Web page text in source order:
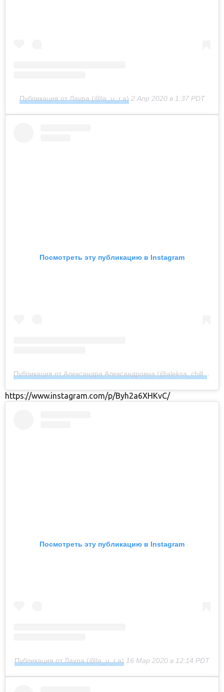
Публикация от Лаура (@la_u_r.a) 2 Апр 2020 в 1:37 PDT
Посмотреть эту публикацию в Instagram
Публикация от Александра Александровна (@aleksa_chilli)
https://www.instagram.com/p/Byh2a6XHKvC/
Посмотреть эту публикацию в Instagram
Публикация от Лаура (@la_u_r.a) 16 Мар 2020 в 12:14 PDT